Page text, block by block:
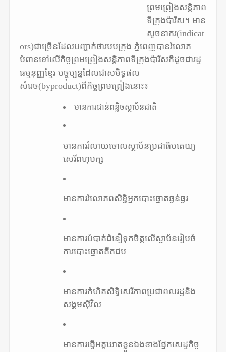
ព្រមព្រៀងសន្តិភាព
ទីក្រុងប៉ារីស។ មាន
សូចនាករ(indicat
ors)ជាច្រើនដែលបញ្ជាក់ថារបបក្រុង ភ្នំពេញបានរំលោភ
បំពានទៅលើកិច្ចព្រមព្រៀងសន្តិភាពទីក្រុងប៉ារីសក៏ដូចជារដ្ឋ
ធម្មនុញ្ញខ្មែរ បច្ចុប្បន្នដែលជាសមិទ្ធផល
សំរេច(byproduct)ពីកិច្ចព្រមព្រៀងនោះ៖
មានការជាន់ពន្លិចស្ថាប័នជាតិ
មានការរំលាយចោលស្ថាប័នប្រជាធិបតេយ្យ
សេរីពហុបក្ស
មានការរំលោភពសិទ្ធិអ្នកបោះឆ្នោតឆ្ងន់ធ្ងរ
មានការបំបាត់ជំនឿទុកចិត្តលើស្ថាប័នរៀបចំ
ការបោះឆ្នោតគឺគជប
មានការកំហិតសិទ្ធិសេរីភាពប្រជាពលរដ្ឋនិង
សង្គមស៊ីវិល
មានការធ្វើអត្តឃាតខ្លួនឯងខាងផ្នែកសេដ្ឋកិច្ច